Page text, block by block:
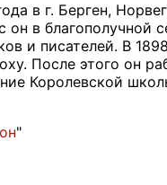
в г. Берген,
в благополучной
и писателей. В
После этого он
Королевской
"